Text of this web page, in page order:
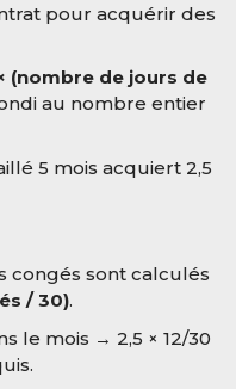
pour acquérir des
(nombre de jours de
au nombre entier
5 mois acquiert 2,5
congés sont calculés
/ 30).
le mois → 2,5 × 12/30